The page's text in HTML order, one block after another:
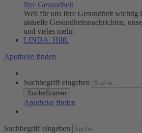
Ihre Gesundheit
Weil für uns Ihre Gesundheit wichtig
aktuelle Gesundheitsnachrichten,
und vieles mehr.
LINDA. Hilft.
Apotheke finden
Suchbegriff eingeben
SucheStarten
Apotheke finden
Suchbegriff eingeben